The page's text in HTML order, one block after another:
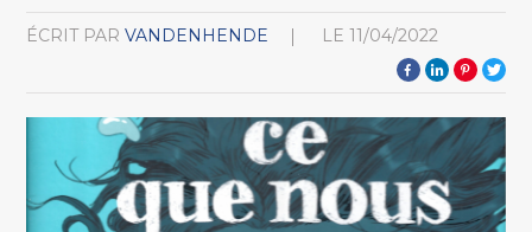
ÉCRIT PAR VANDENHENDE LE 11/04/2022